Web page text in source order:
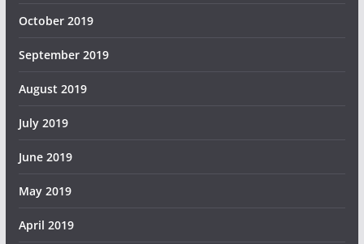
October 2019
September 2019
August 2019
July 2019
June 2019
May 2019
April 2019